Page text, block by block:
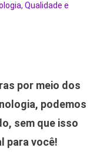
Qualidade e
por meio dos
podemos
sem que isso
para você!